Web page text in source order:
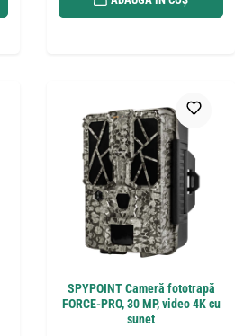
SPYPOINT Cameră fototrapă
FORCE-PRO, 30 MP, video 4K cu
sunet